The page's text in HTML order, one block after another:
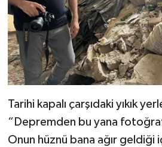
Tarihi kapalı çarşıdaki yıkık
“Depremden bu yana
Onun hüznü bana ağır geldiği